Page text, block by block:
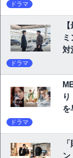
ドラマ
対
ドラマ
を
ドラマ
ン